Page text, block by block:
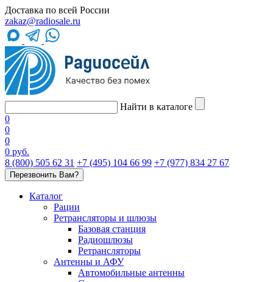
Доставка по всей России
zakaz@radiosale.ru
Найти в каталоге
0
0
0
0 руб.
8 (800) 505 62 31 +7 (495) 104 66 99 +7 (977) 834 27 67
Перезвонить Вам?
Каталог
Рации
Ретрансляторы и шлюзы
Базовая станция
Радиошлюзы
Ретрансляторы
Антенны и АФУ
Автомобильные антенны